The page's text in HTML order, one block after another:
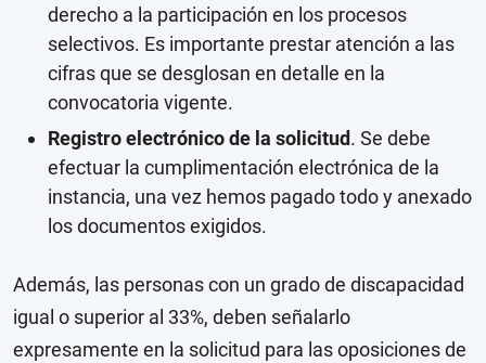
derecho a la participación en los procesos
selectivos. Es importante prestar atención a las
cifras que se desglosan en detalle en la
convocatoria vigente.
Registro electrónico de la solicitud. Se debe
efectuar la cumplimentación electrónica de la
instancia, una vez hemos pagado todo y anexado
los documentos exigidos.
Además, las personas con un grado de discapacidad
igual o superior al 33%, deben señalarlo
expresamente en la solicitud para las oposiciones de